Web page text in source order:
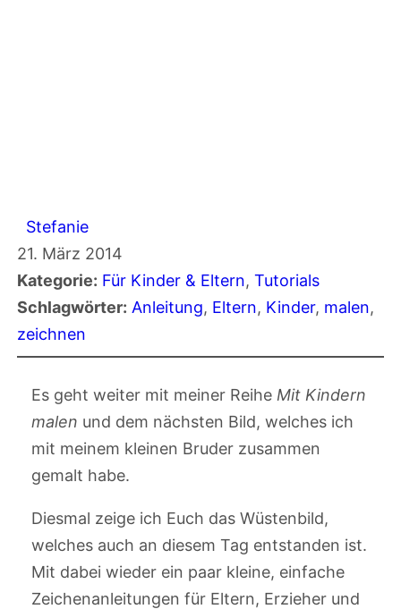
Stefanie
21. März 2014
Kategorie: Für Kinder & Eltern, Tutorials
Schlagwörter: Anleitung, Eltern, Kinder, malen
zeichnen
Es geht weiter mit meiner Reihe Mit Kindern
malen und dem nächsten Bild, welches ich
mit meinem kleinen Bruder zusammen
gemalt habe.
Diesmal zeige ich Euch das Wüstenbild,
welches auch an diesem Tag entstanden ist.
Mit dabei wieder ein paar kleine, einfache
Zeichenanleitungen für Eltern, Erzieher und